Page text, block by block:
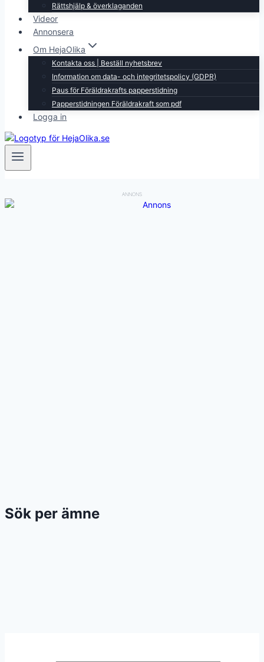
Rättshjälp & överklaganden
Videor
Annonsera
Om HejaOlika
Kontakta oss | Beställ nyhetsbrev
Information om data- och integritetspolicy (GDPR)
Paus för Föräldrakrafts papperstidning
Papperstidningen Föräldrakraft som pdf
Logga in
ANNONS
Sök per ämne